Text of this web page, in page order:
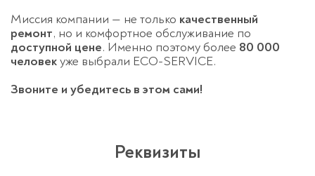
Миссия компании — не только качественный
ремонт, но и комфортное обслуживание по
доступной цене. Именно поэтому более 80 000
человекуже выбрали ECO-SERVICE.
Звоните и убедитесь в этом сами!
Реквизиты